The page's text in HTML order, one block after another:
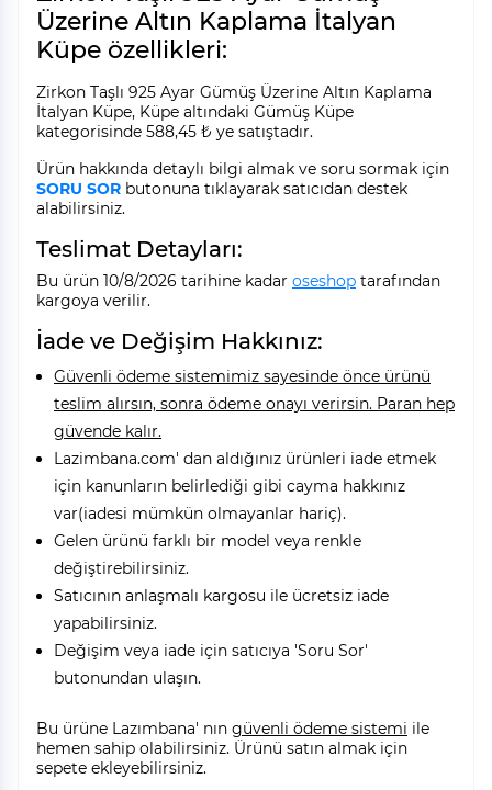
Üzerine Altın Kaplama İtalyan
Küpe özellikleri:
Zirkon Taşlı 925 Ayar Gümüş Üzerine Altın Kaplama
İtalyan Küpe, Küpe altındaki Gümüş Küpe
kategorisinde 588,45 ₺ ye satıştadır.
Ürün hakkında detaylı bilgi almak ve soru sormak için
SORU SOR butonuna tıklayarak satıcıdan destek
alabilirsiniz.
Teslimat Detayları:
Bu ürün 10/8/2026 tarihine kadar oseshop tarafından
kargoya verilir.
İade ve Değişim Hakkınız:
Güvenli ödeme sistemimiz sayesinde önce ürünü
teslim alırsın, sonra ödeme onayı verirsin. Paran hep
güvende kalır.
Lazimbana.com' dan aldığınız ürünleri iade etmek
için kanunların belirlediği gibi cayma hakkınız
var(iadesi mümkün olmayanlar hariç).
Gelen ürünü farklı bir model veya renkle
değiştirebilirsiniz.
Satıcının anlaşmalı kargosu ile ücretsiz iade
yapabilirsiniz.
Değişim veya iade için satıcıya 'Soru Sor'
butonundan ulaşın.
Bu ürüne Lazımbana' nın güvenli ödeme sistemi ile
hemen sahip olabilirsiniz. Ürünü satın almak için
sepete ekleyebilirsiniz.